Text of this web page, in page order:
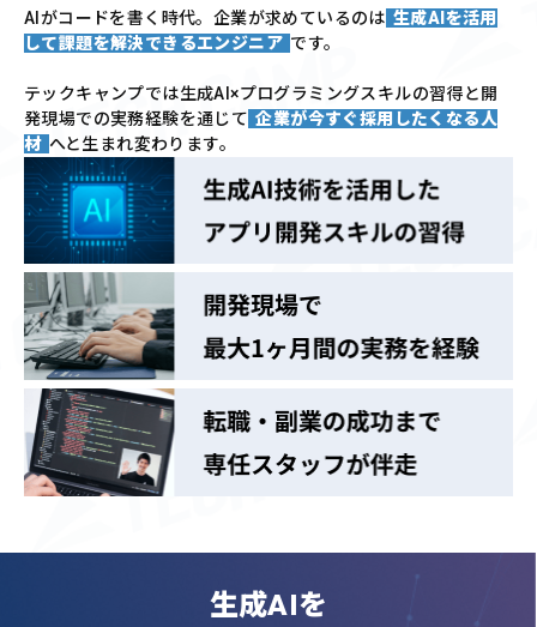
AIがコードを書く時代。企業が求めているのは 生成AIを活用
して課題を解決できるエンジニア です。
テックキャンプでは生成AI×プログラミングスキルの習得と開
発現場での実務経験を通じて 企業が今すぐ採用したくなる人
材 へと生まれ変わります。
生成AIを